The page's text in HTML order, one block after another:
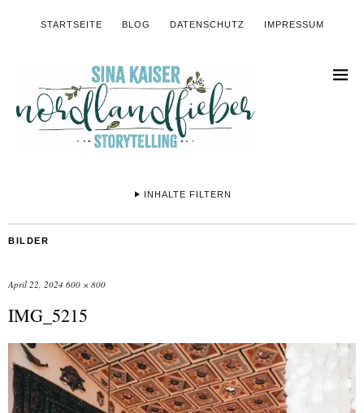
STARTSEITE BLOG DATENSCHUTZ IMPRESSUM
INHALTE FILTERN
BILDER
April 22, 2024 600 × 800
IMG_5215